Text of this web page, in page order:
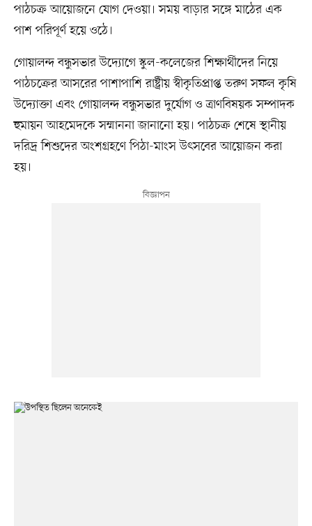
পাঠচক্র আয়োজনে যোগ দেওয়া। সময় বাড়ার সঙ্গে মাঠের এক
পাশ পরিপূর্ণ হয়ে ওঠে।
গোয়ালন্দ বন্ধুসভার উদ্যোগে স্কুল-কলেজের শিক্ষার্থীদের নিয়ে
পাঠচক্রের আসরের পাশাপাশি রাষ্ট্রীয় স্বীকৃতিপ্রাপ্ত তরুণ সফল কৃষি
উদ্যোক্তা এবং গোয়ালন্দ বন্ধুসভার দুর্যোগ ও ত্রাণবিষয়ক সম্পাদক
হুমায়ন আহমেদকে সম্মাননা জানানো হয়। পাঠচক্র শেষে স্থানীয়
দরিদ্র শিশুদের অংশগ্রহণে পিঠা-মাংস উৎসবের আয়োজন করা
হয়।